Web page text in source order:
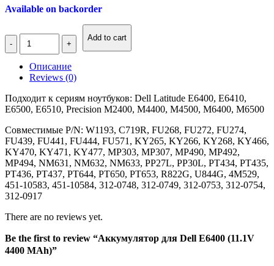
Available on backorder
Количество
Аккумулятор
Dell
E6400
(11.1V
4400
MAh)
Add to cart
Описание
Reviews (0)
Подходит к сериям ноутбуков: Dell Latitude E6400, E6410,
E6500, E6510, Precision M2400, M4400, M4500, M6400, M6500
Совместимые P/N: W1193, C719R, FU268, FU272, FU274,
FU439, FU441, FU444, FU571, KY265, KY266, KY268, KY466,
KY470, KY471, KY477, MP303, MP307, MP490, MP492,
MP494, NM631, NM632, NM633, PP27L, PP30L, PT434, PT435,
PT436, PT437, PT644, PT650, PT653, R822G, U844G, 4M529,
451-10583, 451-10584, 312-0748, 312-0749, 312-0753, 312-0754,
312-0917
There are no reviews yet.
Be the first to review “Аккумулятор для Dell E6400 (11.1V
4400 MAh)”